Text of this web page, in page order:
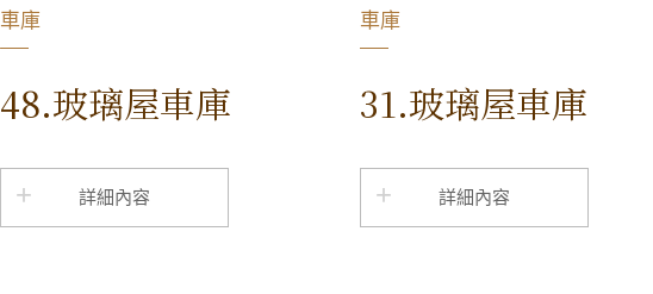
車庫
48.玻璃屋車庫
詳細內容
車庫
31.玻璃屋車庫
詳細內容